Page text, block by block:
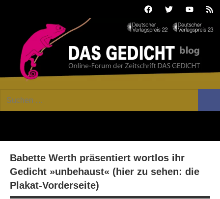
FacebookTwitterYoutube
GEDICHT
Forum
von
Lyrik,
Essay
Suchen
Babette Werth präsentiert wortlos ihr
Gedicht »unbehaust« (hier zu sehen: die
Plakat-Vorderseite)